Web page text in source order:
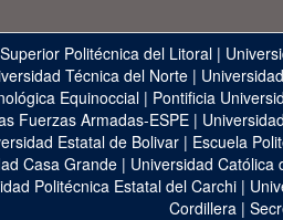
Politécnica del Litoral |
Técnica del Norte|
Equinoccial| Pontificia
Fuerzas Armadas-ESPE |
Estatal de Bolivar| Escuela
Casa Grande | Universidad Católica
Politécnica Estatal del Carchi |
Cordillera|